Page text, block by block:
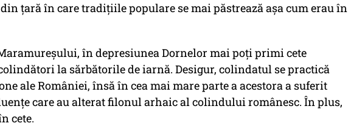
țară în care tradițiile populare se mai păstrează așa cum erau în
în depresiunea Dornelor mai poți primi cete
la sărbătorile de iarnă. Desigur, colindatul se practică
ale României, însă în cea mai mare parte a acestora a suferit
care au alterat filonul arhaic al colindului românesc. În plus,
cete.